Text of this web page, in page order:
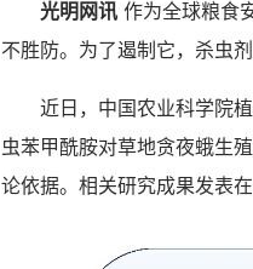
光明网讯 作为全球粮食
不胜防。为了遏制它，杀虫
近日，中国农业科学院植
虫苯甲酰胺对草地贪夜蛾生
论依据。相关研究成果发表